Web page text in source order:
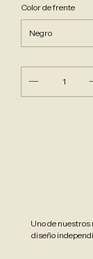
Color de frente
Uno de
diseño